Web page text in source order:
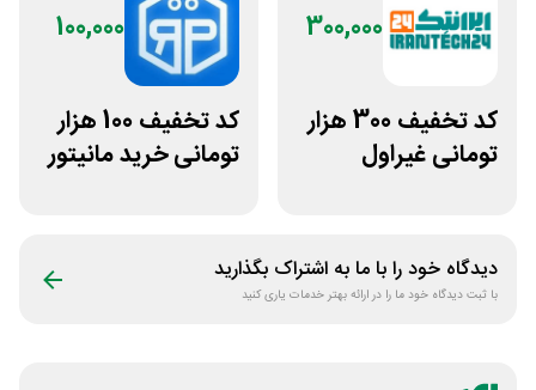
300,000
کد تخفیف 300 هزار
تومانی غیراول
100,000
کد تخفیف 100 هزار
تومانی خرید مانیتور
دیدگاه خود را با ما به اشتراک بگذارید
با ثبت دیدگاه خود ما را در ارائه بهتر خدمات یاری کنید